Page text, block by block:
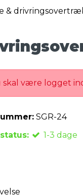
&
skal være logget
SGR-24
1-3 dage